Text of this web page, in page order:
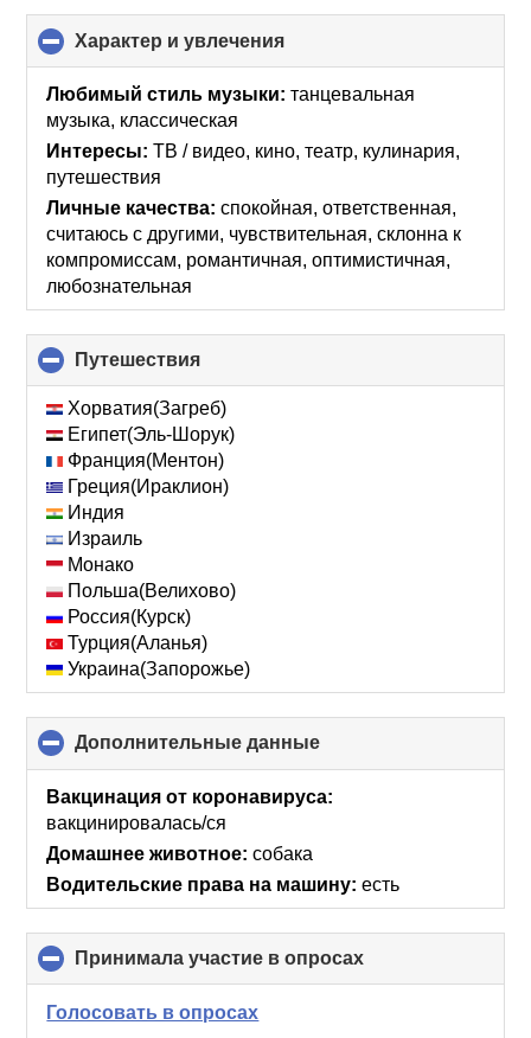
Характер и увлечения
to
collapse
Любимый стиль музыки: танцевальная
музыка, классическая
Интересы: ТВ / видео, кино, театр, кулинария,
путешествия
Личные качества: спокойная, ответственная,
считаюсь с другими, чувствительная, склонна к
компромиссам, романтичная, оптимистичная,
любознательная
Путешествия
to
collapse
contents
Хорватия(Загреб)
Египет(Эль-Шорук)
Франция(Ментон)
Греция(Ираклион)
Индия
Израиль
Монако
Польша(Велихово)
Россия(Курск)
Турция(Аланья)
Украина(Запорожье)
Дополнительные данные
to
collapse
Вакцинация от коронавируса:
вакцинировалась/ся
Домашнее животное: собака
Водительские права на машину: есть
Принимала участие в опросах
to
Голосовать в опросах